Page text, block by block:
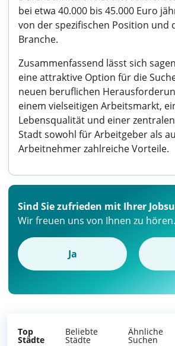
bei etwa 40.000 bis 45.000 Euro
von der spezifischen Position und
Branche.
Zusammenfassend lässt sich
eine attraktive Option für die
neuen beruflichen
einem vielseitigen Arbeitsmarkt,
Lebensqualität und einer
Stadt sowohl für Arbeitgeber als
Arbeitnehmer zahlreiche Vorteile.
Sind Sie zufrieden mit Ihrer
Wir freuen uns von Ihnen zu hören.
Ja
Top
Städte
Beliebte
Städte
Ähnliche
Suchen